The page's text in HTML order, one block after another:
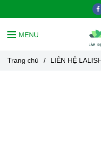
MENU
Trang chủ / LIÊN HỆ